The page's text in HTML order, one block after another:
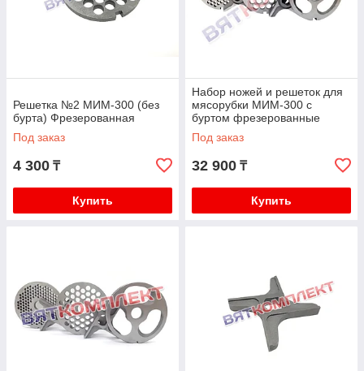
Решетка №2 МИМ-300 (без
бурта) Фрезерованная
Под заказ
4 300 ₸
Купить
Набор ножей и решеток для
мясорубки МИМ-300 с
буртом фрезерованные
(Инструментальная сталь)
Под заказ
32 900 ₸
Купить